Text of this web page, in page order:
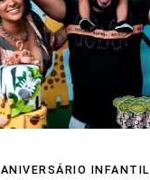
ANIVERSÁRIO INFANTIL